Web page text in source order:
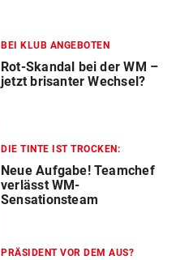
BEI KLUB ANGEBOTEN
Rot-Skandal bei der WM –
jetzt brisanter Wechsel?
DIE TINTE IST TROCKEN:
Neue Aufgabe! Teamchef
verlässt WM-
Sensationsteam
PRÄSIDENT VOR DEM AUS?